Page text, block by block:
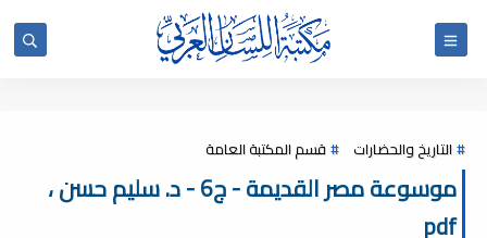
التاريخ والحضارات قسم المكتبة العامة
موسوعة مصر القديمة - ج6 - د. سليم حسن ،
pdf